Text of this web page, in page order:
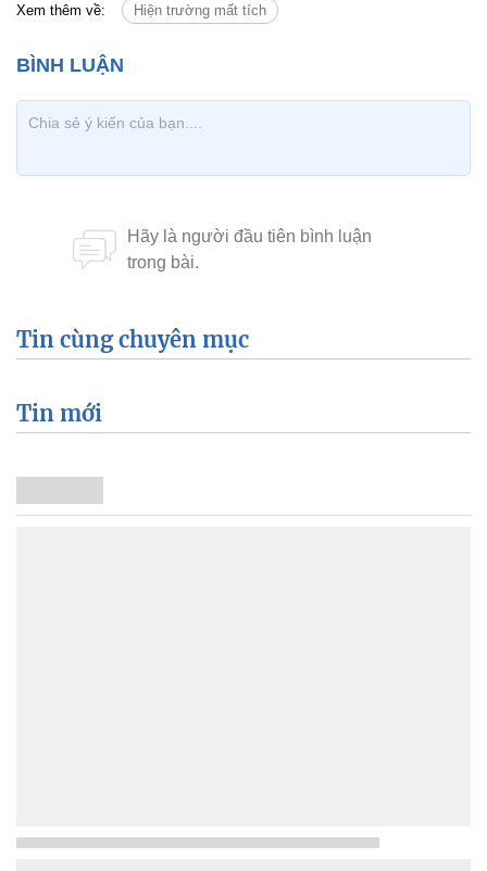
Xem thêm về: Hiện trường mất tích
Tin cùng chuyên mục
Tin mới